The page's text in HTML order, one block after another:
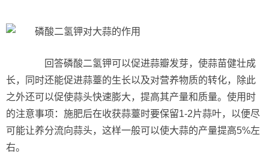
回答磷酸二氢钾可以促进蒜瓣发芽，使蒜苗健壮成
长，同时还能促进蒜薹的生长以及对营养物质的转化，除此
之外还可以促使蒜头快速膨大，提高其产量和质量。使用时
的注意事项：施肥后在收获蒜薹时要保留1-2片蒜叶，以便尽
可能让养分流向蒜头，这样一般可以使大蒜的产量提高5%左
右。